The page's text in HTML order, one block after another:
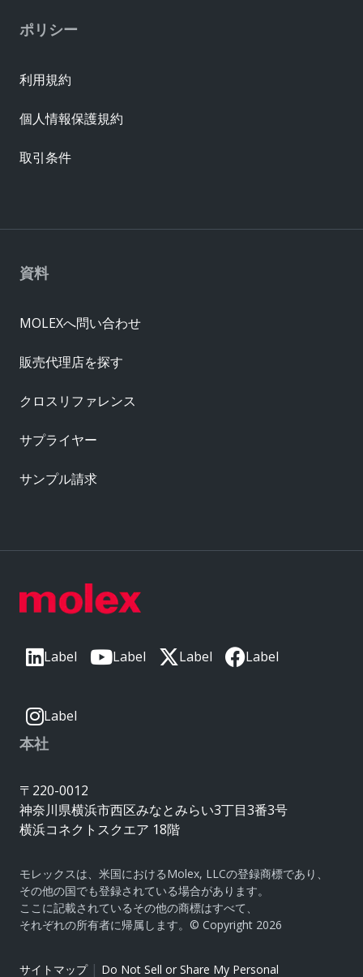
Label Label Label Label
Label
本社
〒220-0012
神奈川県横浜市西区みなとみらい3丁目3番3号
横浜コネクトスクエア 18階
モレックスは、米国におけるMolex, LLCの登録商標であり、
その他の国でも登録されている場合があります。
ここに記載されているその他の商標はすべて、
それぞれの所有者に帰属します。© Copyright 2026
サイトマップ| Do Not Sell or Share My Personal
資料
MOLEXへ問い合わせ
販売代理店を探す
クロスリファレンス
サプライヤー
サンプル請求
ポリシー
利用規約
個人情報保護規約
取引条件